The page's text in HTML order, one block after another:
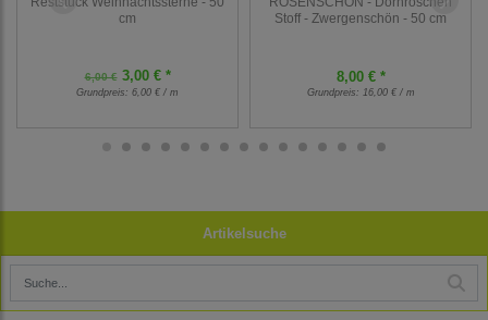
Artikelsuche
cm
6,00 €3,00 € *
Grundpreis: 6,00 € / m
Stoff - Zwergenschön - 50 cm
8,00 € *
Grundpreis: 16,00 € / m